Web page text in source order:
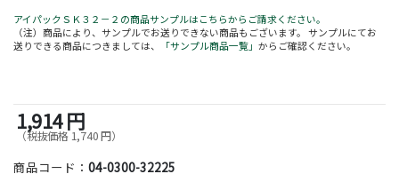
アイパックＳＫ３２－２の商品サンプルはこちらからご請求ください。
（注）商品により、サンプルでお送りできない商品もございます。 サンプルにてお
送りできる商品につきましては、
「サンプル商品一覧」 からご確認ください。
1,914 円
（税抜価格 1,740 円）
商品コード：04-0300-32225